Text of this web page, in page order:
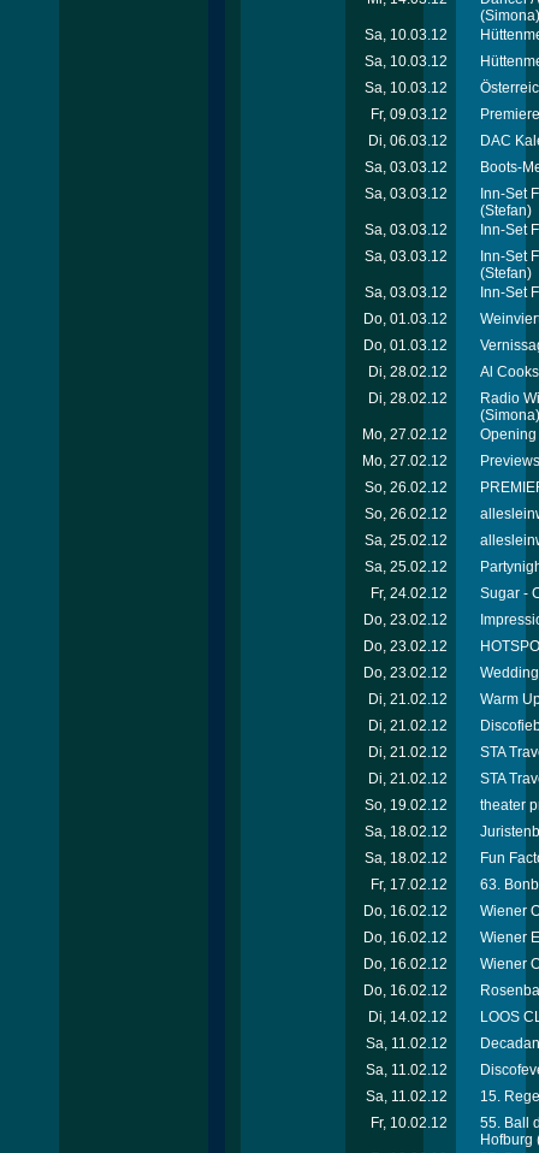
(Simona)
Sa, 10.03.12
Sa, 10.03.12
Sa, 10.03.12
Fr, 09.03.12
Di, 06.03.12
DAC
Sa, 03.03.12
Boots-
Sa, 03.03.12
Inn-Set
(Stefan)
Sa, 03.03.12
Inn-Set
Sa, 03.03.12
Inn-Set
(Stefan)
Sa, 03.03.12
Inn-Set
Do, 01.03.12
Do, 01.03.12
Di, 28.02.12
Al
Di, 28.02.12
Radio
(Simona)
Mo, 27.02.12
Mo, 27.02.12
So, 26.02.12
So, 26.02.12
Sa, 25.02.12
Sa, 25.02.12
Fr, 24.02.12
Sugar -
Do, 23.02.12
Do, 23.02.12
Do, 23.02.12
Di, 21.02.12
Warm
Di, 21.02.12
Di, 21.02.12
STA
Di, 21.02.12
STA
So, 19.02.12
theater
Sa, 18.02.12
Sa, 18.02.12
Fun
Fr, 17.02.12
63.
Do, 16.02.12
Wiener
Do, 16.02.12
Wiener
Do, 16.02.12
Wiener
Do, 16.02.12
Di, 14.02.12
LOOS
Sa, 11.02.12
Sa, 11.02.12
Sa, 11.02.12
15.
Fr, 10.02.12
55. Ball
Hofburg